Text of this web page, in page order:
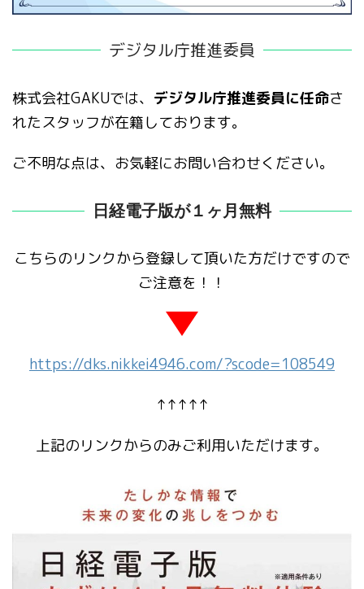
デジタル庁推進委員
株式会社GAKUでは、 デジタル庁推進委員に任命さ
れたスタッフが在籍しております。
ご不明な点は、お気軽にお問い合わせください。
日経電子版が１ヶ月無料
こちらのリンクから登録して頂いた方だけですので
ご注意を！！
https://dks.nikkei4946.com/?scode=108549
↑↑↑↑↑
上記のリンクからのみご利用いただけます。